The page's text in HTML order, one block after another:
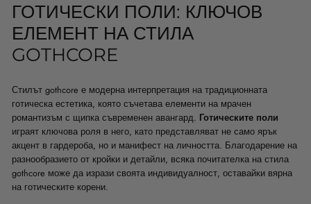
ГОТИЧЕСКИ ПОЛИ: КЛЮЧОВ
ЕЛЕМЕНТ НА СТИЛА
GOTHCORE
Стилът gothcore е модерна интерпретация на традиционната
готическа естетика, която съчетава елементи на мрачен
романтизъм с щипка съвременен авангард. Готическите поли
играят ключова роля в него, като представляват не само ярък
акцент в гардероба, но и манифест на личността. Благодарение на
разнообразието от кройки и детайли, всяка почитателка на стила
gothcore може да изрази своята индивидуалност, оставайки вярна
на готическите корени.